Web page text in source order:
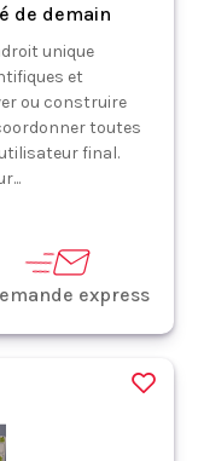
de demain
unique
et
ou construire
toutes
final.
express